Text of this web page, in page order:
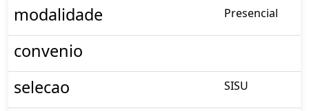
modalidade Presencial
convenio
selecao
SISU